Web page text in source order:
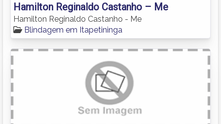
Hamilton Reginaldo Castanho – Me
Hamilton Reginaldo Castanho - Me
Blindagem em Itapetininga